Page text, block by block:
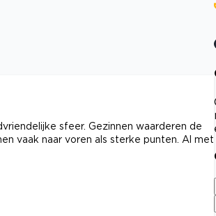
sfeer. Gezinnen waarderen de
vaak naar voren als sterke punten. Al met